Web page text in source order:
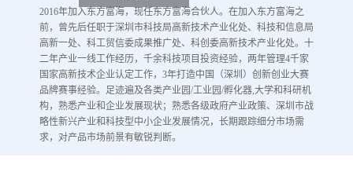
2016年加入东方富海，现任东方富海合伙人。在加入东方富海之
前，曾先后任职于深圳市科技局高新技术产业化处、科技和信息局
高新一处、科工贸信委成果推广处、科创委高新技术产业化处。十
二年产业一线工作经历，千余科技项目投资经验，两年管理4千家
国家高新技术企业认定工作，3年打造中国（深圳）创新创业大赛
品牌赛事经验。足迹遍及各类产业园/工业园/孵化器,大学和科研机
构，熟悉产业和企业发展现状；熟悉各级政府产业政策、深圳市战
略性新兴产业和科技型中小企业发展情况，长期跟踪细分市场需
求，对产品市场前景有敏锐判断。